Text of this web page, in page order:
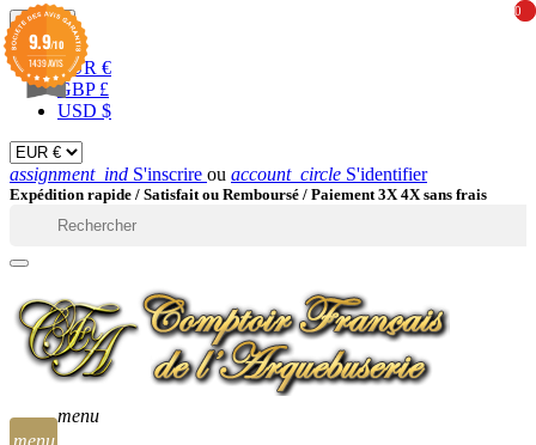
EUR 
EUR €
GBP £
USD $
assignment_ind S'inscrire ou account_circle S'identifier
Expédition rapide / Satisfait ou Remboursé / Paiement 3X 4X sans frais
menu
0
0
menu
9.9/10
1439 AVIS